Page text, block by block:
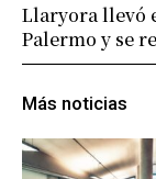
Más noticias
Llaryora llevó
Palermo y se